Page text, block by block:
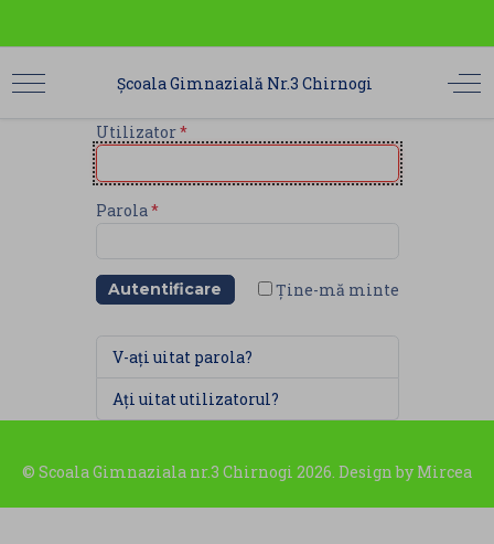
Școala Gimnazială Nr.3 Chirnogi
Utilizator*
Parola *
Autentificare Ține-mă minte
V-ați uitat parola?
Ați uitat utilizatorul?
© Scoala Gimnaziala nr.3 Chirnogi 2026. Design by Mircea